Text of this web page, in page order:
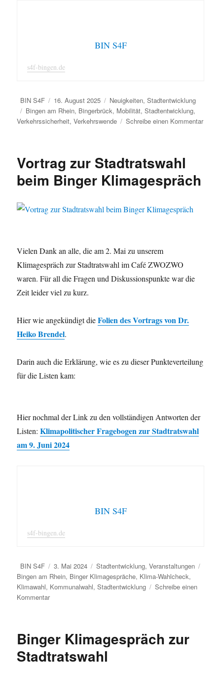
BIN S4F
s4f-bingen.de
Autor
BIN S4F
Veröffentlicht
am
16. August 2025 Kategorien
Neuigkeiten,Stadtentwicklung
Schlagwörter
Bingen am Rhein, Bingerbrück, Mobilität,Stadtentwicklung,
Verkehrssicherheit,Verkehrswende Schreibe einen Kommentarzu
Vortrag zur Stadtratswahl
beim Binger Klimagespräch
Vielen Dank an alle, die am 2. Mai zu unserem
Klimagespräch zur Stadtratswahl im Café ZWOZWO
waren. Für all die Fragen und Diskussionspunkte war die
Zeit leider viel zu kurz.
Hier wie angekündigt dieFolien des Vortrags von Dr.
Heiko Brendel.
Darin auch die Erklärung, wie es zu dieser Punkteverteilung
für die Listen kam:
Hier nochmal der Link zu den vollständigen Antworten der
Listen:Klimapolitischer Fragebogen zur Stadtratswahl
am 9. Juni 2024
BIN S4F
s4f-bingen.de
Autor
BIN S4F
Veröffentlicht
am
3. Mai 2024 Kategorien
Stadtentwicklung,Veranstaltungen
Bingen am Rhein, Binger Klimagespräche, Klima-Wahlcheck,
Klimawahl, Kommunalwahl,Stadtentwicklung
Schreibe einen
Kommentarzu
beim
Klimagespräch
Binger Klimagespräch zur
Stadtratswahl